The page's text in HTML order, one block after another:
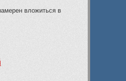
вложиться в